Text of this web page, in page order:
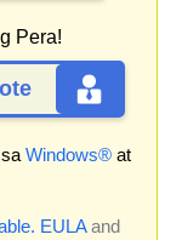
Pera!
Windows® at
EULAand